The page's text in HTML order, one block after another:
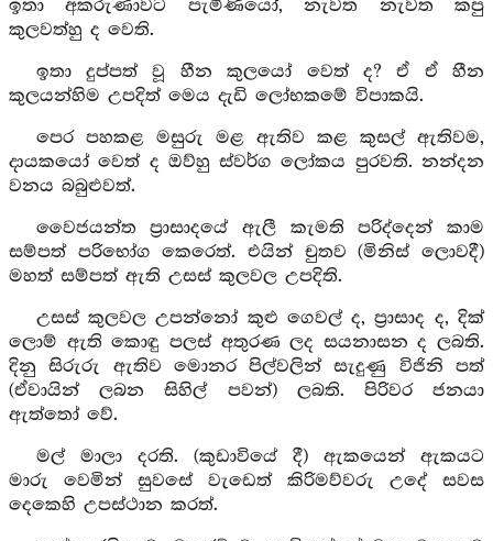
ඉතා අකරුණාවට පැමිණියෝ, නැවත නැවත කපු
කුලවත්හු ද වෙති.
ඉතා දුප්පත් වූ හීන කුලයෝ වෙත් ද? ඒ ඒ හීන
කුලයන්හිම උපදිත් මෙය දැඩි ලෝභකමේ විපාකයි.
පෙර පහකළ මසුරු මළ ඇතිව කළ කුසල් ඇතිවම,
දායකයෝ වෙත් ද ඔව්හු ස්වර්ග ලෝකය පුරවති. නන්දන
වනය බබුළුවත්.
වෛජයන්ත ප්‍රාසාදයේ ඇලී කැමති පරිද්දෙන් කාම
සම්පත් පරිභෝග කෙරෙත්. එයින් චුතව (මිනිස් ලොවදී)
මහත් සම්පත් ඇති උසස් කුලවල උපදිති.
උසස් කුලවල උපන්නෝ කුළු ගෙවල් ද, ප්‍රාසාද ද, දික්
ලොම් ඇති කොඳු පලස් අතුරණ ලද සයනාසන ද ලබති.
දිනු සිරුරු ඇතිව මොනර පිල්වලින් සැදුණු විජිනි පත්
(ඒවායින් ලබන සිහිල් පවන්) ලබති. පිරිවර ජනයා
ඇත්තෝ වේ.
මල් මාලා දරති. (කුඩාවියේ දී) ඇකයෙන් ඇකයට
මාරු වෙමින් සුවසේ වැඩෙත් කිරිමව්වරු උදේ සවස
දෙකෙහි උපස්ථාන කරත්.